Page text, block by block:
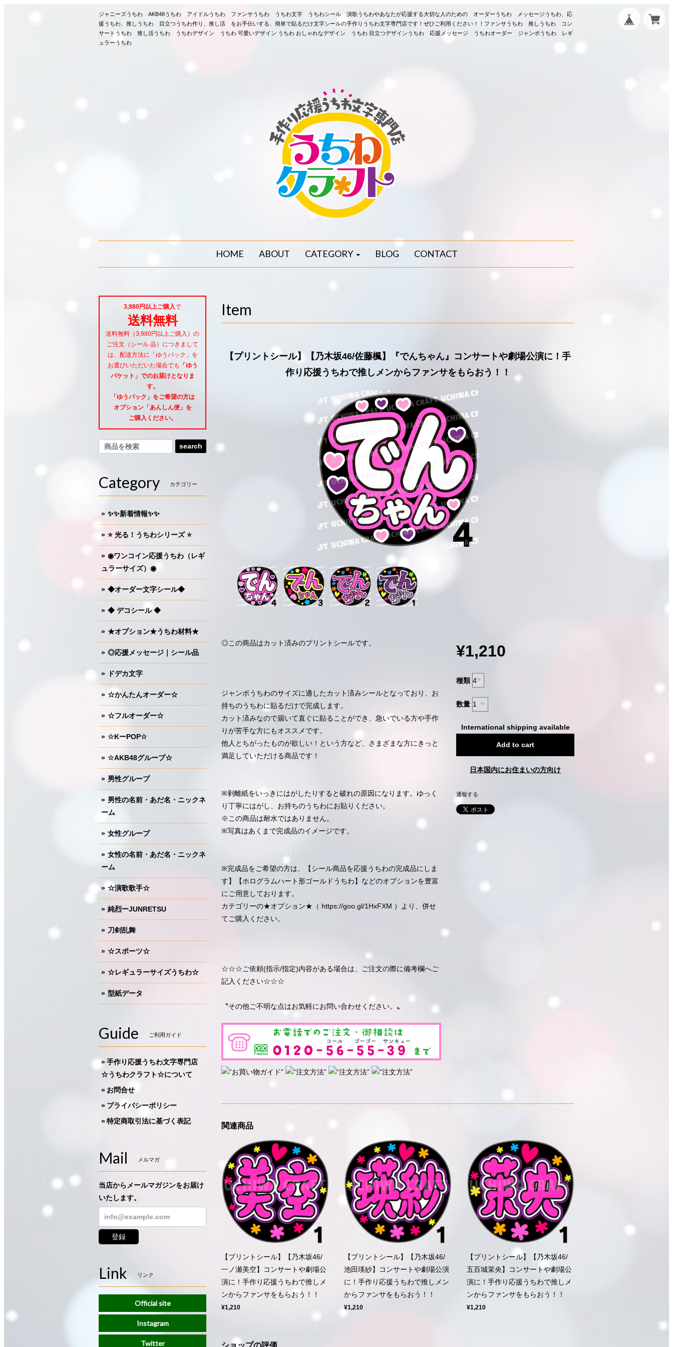
ジャニーズうちわ AKB48うちわ アイドルうちわ ファンサうちわ うちわ文字 うちわシール 演歌うちわやあなたが応援する大切な人のための オーダーうちわ メッセージうちわ、応
援うちわ、推しうちわ 目立つうちわ作り、推し活 をお手伝いする、簡単で貼るだけ文字シールの手作りうちわ文字専門店です！ぜひご利用ください！！ファンサうちわ 推しうちわ コン
サートうちわ 推し活うちわ うちわデザイン うちわ 可愛いデザイン うちわ おしゃれなデザイン うちわ 目立つデザインうちわ 応援メッセージ うちわオーダー ジャンボうちわ レギ
ュラーうちわ
HOME ABOUT CATEGORY BLOG CONTACT
Item
【プリントシール】【乃木坂46/佐藤楓】『でんちゃん』コンサートや劇場公演に！手
作り応援うちわで推しメンからファンサをもらおう！！
◎この商品はカット済みのプリントシールです。
ジャンボうちわのサイズに適したカット済みシールとなっており、お
持ちのうちわに貼るだけで完成します。
カット済みなので届いて直ぐに貼ることができ、急いでいる方や手作
りが苦手な方にもオススメです。
他人とちがったものが欲しい！という方など、さまざまな方にきっと
満足していただける商品です！
※剥離紙をいっきにはがしたりすると破れの原因になります。ゆっく
り丁寧にはがし、お持ちのうちわにお貼りください。
※この商品は耐水ではありません。
※写真はあくまで完成品のイメージです。
※完成品をご希望の方は、【シール商品を応援うちわの完成品にしま
す】【ホログラムハート形ゴールドうちわ】などのオプションを豊富
にご用意しております。
カテゴリーの★オプション★（ https://goo.gl/1HxFXM ）より、併せ
てご購入ください。
☆☆☆ご依頼(指示/指定)内容がある場合は、ご注文の際に備考欄へご
記入ください☆☆☆
〝その他ご不明な点はお気軽にお問い合わせください。〟
¥1,210
種類
数量
International shipping available
Add to cart
日本国内にお住まいの方向け
通報する
関連商品
【プリントシール】【乃木坂46/
一ノ瀬美空】コンサートや劇場公
演に！手作り応援うちわで推しメ
ンからファンサをもらおう！！
¥1,210
【プリントシール】【乃木坂46/
池田瑛紗】コンサートや劇場公演
に！手作り応援うちわで推しメン
からファンサをもらおう！！
¥1,210
【プリントシール】【乃木坂46/
五百城茉央】コンサートや劇場公
演に！手作り応援うちわで推しメ
ンからファンサをもらおう！！
¥1,210
ショップの評価
3,980円以上ご購入で
送料無料
送料無料（3,980円以上ご購入）の
ご注文（シール 品）につきまして
は、配送方法に「ゆうパック」を
お選びいただいた場合でも
「ゆう
パケット」でのお届けとなりま
す。
「ゆうパック」をご希望の方は
オプション「あんしん便」 を
ご購入ください。
search
Category カテゴリー
✨✨新着情報✨✨
⭐️ 光る！うちわシリーズ ⭐️
◉ワンコイン応援うちわ（レギ
ュラーサイズ）◉
◆オーダー文字シール◆
◆ デコシール ◆
★オプション★うちわ材料★
◎応援メッセージ｜シール品
ドデカ文字
☆かんたんオーダー☆
☆フルオーダー☆
☆KーPOP☆
☆AKB48グループ☆
男性グループ
男性の名前・あだ名・ニックネ
ーム
女性グループ
女性の名前・あだ名・ニックネ
ーム
☆演歌歌手☆
純烈ーJUNRETSU
刀剣乱舞
☆スポーツ☆
☆レギュラーサイズうちわ☆
型紙データ
Guide ご利用ガイド
手作り応援うちわ文字専門店
☆うちわクラフト☆について
お問合せ
プライバシーポリシー
特定商取引法に基づく表記
Mail メルマガ
当店からメールマガジンをお届け
いたします。
登録
Link リンク
Official site
Instagram
Twitter